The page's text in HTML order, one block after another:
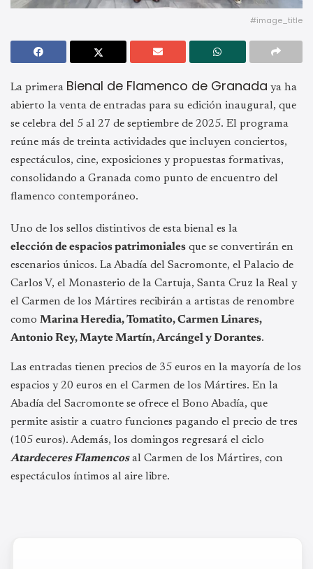
#image_title
La primera Bienal de Flamenco de Granada ya ha
abierto la venta de entradas para su edición inaugural, que
se celebra del 5 al 27 de septiembre de 2025. El programa
reúne más de treinta actividades que incluyen conciertos,
espectáculos, cine, exposiciones y propuestas formativas,
consolidando a Granada como punto de encuentro del
flamenco contemporáneo.
Uno de los sellos distintivos de esta bienal es la
elección de espacios patrimoniales que se convertirán en
escenarios únicos. La Abadía del Sacromonte, el Palacio de
Carlos V, el Monasterio de la Cartuja, Santa Cruz la Real y
el Carmen de los Mártires recibirán a artistas de renombre
como Marina Heredia, Tomatito, Carmen Linares,
Antonio Rey, Mayte Martín, Arcángel y Dorantes.
Las entradas tienen precios de 35 euros en la mayoría de los
espacios y 20 euros en el Carmen de los Mártires. En la
Abadía del Sacromonte se ofrece el Bono Abadía, que
permite asistir a cuatro funciones pagando el precio de tres
(105 euros). Además, los domingos regresará el ciclo
Atardeceres Flamencosal Carmen de los Mártires, con
espectáculos íntimos al aire libre.